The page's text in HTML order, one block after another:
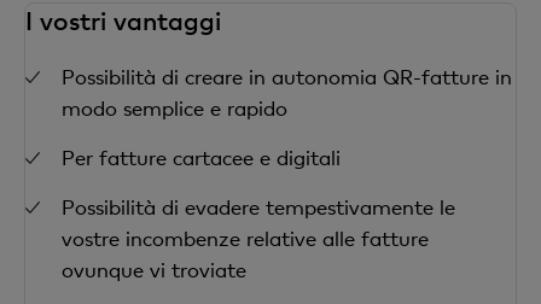
I vostri vantaggi
Possibilità di creare in autonomia QR-fatture in
modo semplice e rapido
Per fatture cartacee e digitali
Possibilità di evadere tempestivamente le
vostre incombenze relative alle fatture
ovunque vi troviate